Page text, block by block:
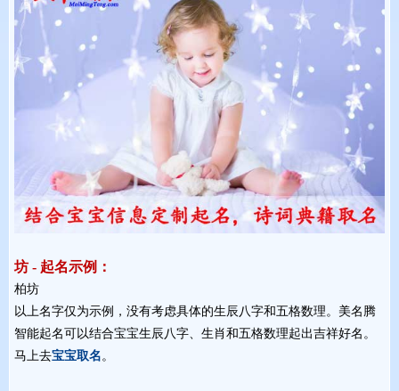
坊 - 起名示例：
柏坊
以上名字仅为示例，没有考虑具体的生辰八字和五格数理。美名腾
智能起名可以结合宝宝生辰八字、生肖和五格数理起出吉祥好名。
马上去宝宝取名。